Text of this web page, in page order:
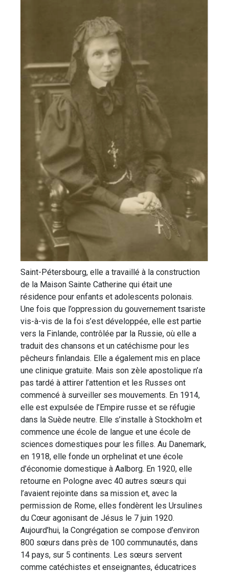
Saint-Pétersbourg, elle a travaillé à la construction
de la Maison Sainte Catherine qui était une
résidence pour enfants et adolescents polonais.
Une fois que l’oppression du gouvernement tsariste
vis-à-vis de la foi s’est développée, elle est partie
vers la Finlande, contrôlée par la Russie, où elle a
traduit des chansons et un catéchisme pour les
pêcheurs finlandais. Elle a également mis en place
une clinique gratuite. Mais son zèle apostolique n’a
pas tardé à attirer l’attention et les Russes ont
commencé à surveiller ses mouvements. En 1914,
elle est expulsée de l’Empire russe et se réfugie
dans la Suède neutre. Elle s’installe à Stockholm et
commence une école de langue et une école de
sciences domestiques pour les filles. Au Danemark,
en 1918, elle fonde un orphelinat et une école
d’économie domestique à Aalborg. En 1920, elle
retourne en Pologne avec 40 autres sœurs qui
l’avaient rejointe dans sa mission et, avec la
permission de Rome, elles fondèrent les Ursulines
du Cœur agonisant de Jésus le 7 juin 1920.
Aujourd’hui, la Congrégation se compose d’environ
800 sœurs dans près de 100 communautés, dans
14 pays, sur 5 continents. Les sœurs servent
comme catéchistes et enseignantes, éducatrices